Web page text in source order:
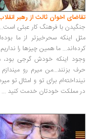
اخوان ثالث از رهبر انقلاب
با فرهنگ کار عبثی است... این
اینکه سحرخیزتر از ما بوده‌اند
ما همین چیزها را نداریم. کسی
اینکه خودش گرجی بود،
بزنند...من میرم رو میندازم
برای تو و امثال تو میرم رو
مملکت خودتان خدمت کنید...